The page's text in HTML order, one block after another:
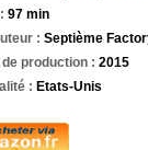
97 min
: Septième
production : 2015
: Etats-Unis